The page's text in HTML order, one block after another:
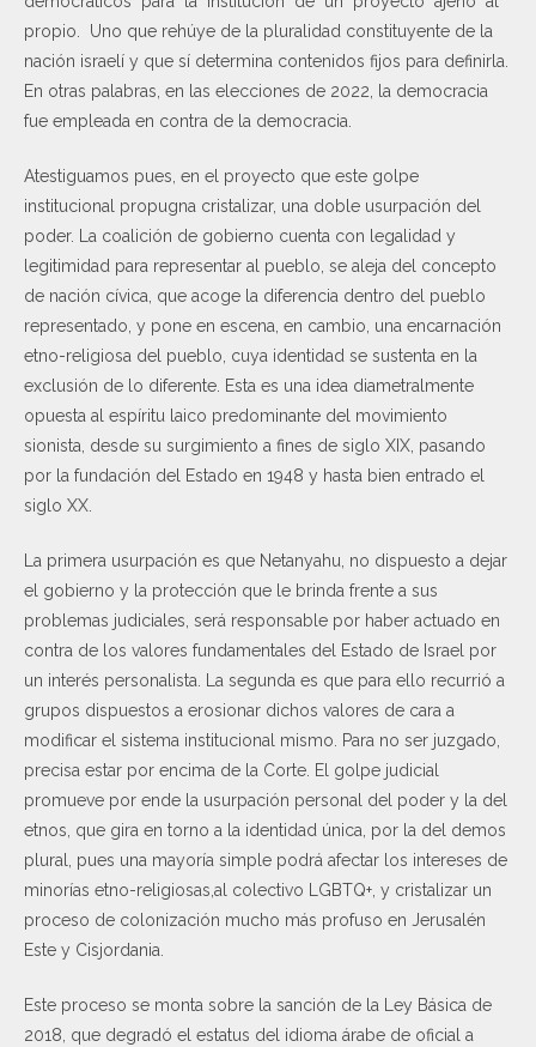
propio. Uno que rehúye de la pluralidad constituyente de la
nación israelí y que sí determina contenidos fijos para definirla.
En otras palabras, en las elecciones de 2022, la democracia
fue empleada en contra de la democracia.
Atestiguamos pues, en el proyecto que este golpe
institucional propugna cristalizar, una doble usurpación del
poder. La coalición de gobierno cuenta con legalidad y
legitimidad para representar al pueblo, se aleja del concepto
de nación cívica, que acoge la diferencia dentro del pueblo
representado, y pone en escena, en cambio, una encarnación
etno-religiosa del pueblo, cuya identidad se sustenta en la
exclusión de lo diferente. Esta es una idea diametralmente
opuesta al espíritu laico predominante del movimiento
sionista, desde su surgimiento a fines de siglo XIX, pasando
por la fundación del Estado en 1948 y hasta bien entrado el
siglo XX.
La primera usurpación es que Netanyahu, no dispuesto a dejar
el gobierno y la protección que le brinda frente a sus
problemas judiciales, será responsable por haber actuado en
contra de los valores fundamentales del Estado de Israel por
un interés personalista. La segunda es que para ello recurrió a
grupos dispuestos a erosionar dichos valores de cara a
modificar el sistema institucional mismo. Para no ser juzgado,
precisa estar por encima de la Corte. El golpe judicial
promueve por ende la usurpación personal del poder y la del
etnos, que gira en torno a la identidad única, por la del demos
plural, pues una mayoría simple podrá afectar los intereses de
minorías etno-religiosas,al colectivo LGBTQ+, y cristalizar un
proceso de colonización mucho más profuso en Jerusalén
Este y Cisjordania.
Este proceso se monta sobre la sanción de la Ley Básica de
2018, que degradó el estatus del idioma árabe de oficial a